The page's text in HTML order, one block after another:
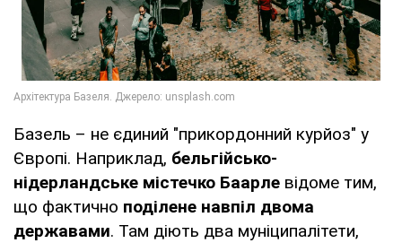
Базель – не єдиний "прикордонний курйоз" у
Європі. Наприклад, бельгійсько-
нідерландське містечко Баарле відоме тим,
що фактично поділене навпіл двома
державами. Там діють два муніципалітети,